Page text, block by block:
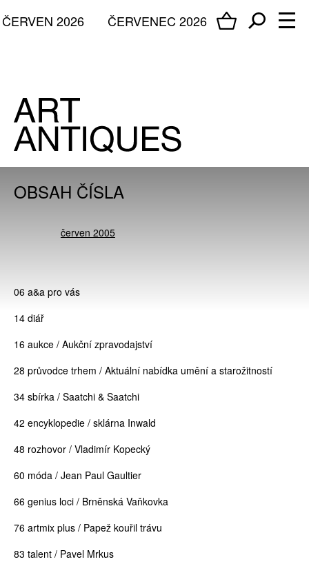
ČERVENEC 2026
ČERVEN 2026
OBSAH ČÍSLA
červen 2005
06 a&a pro vás
14 diář
16 aukce / Aukční zpravodajství
28 průvodce trhem / Aktuální nabídka umění a starožitností
34 sbírka / Saatchi & Saatchi
42 encyklopedie / sklárna Inwald
48 rozhovor / Vladimír Kopecký
60 móda / Jean Paul Gaultier
66 genius loci / Brněnská Vaňkovka
76 artmix plus / Papež kouřil trávu
83 talent / Pavel Mrkus